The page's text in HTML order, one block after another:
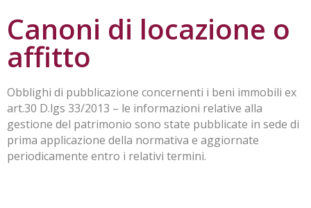
Canoni di locazione o
affitto
Obblighi di pubblicazione concernenti i beni immobili ex
art.30 D.lgs 33/2013 – le informazioni relative alla
gestione del patrimonio sono state pubblicate in sede di
prima applicazione della normativa e aggiornate
periodicamente entro i relativi termini.